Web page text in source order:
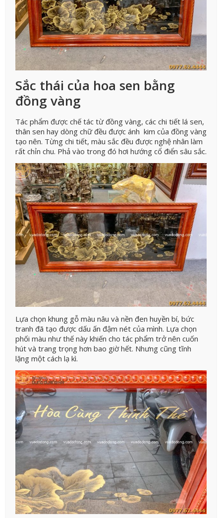
Sắc thái của hoa sen bằng
đồng vàng
Tác phẩm được chế tác từ đồng vàng, các chi tiết lá sen,
thân sen hay dòng chữ đều được ánh kim của đồng vàng
tạo nên. Từng chi tiết, màu sắc đều được nghệ nhân làm
rất chỉn chu. Phả vào trong đó hơi hướng cổ điển sâu sắc.
Lựa chọn khung gỗ màu nâu và nền đen huyền bí, bức
tranh đã tạo được dấu ấn đậm nét của mình. Lựa chọn
phối màu như thế này khiến cho tác phẩm trở nên cuốn
hút và trang trọng hơn bao giờ hết. Nhưng cũng tĩnh
lặng một cách lạ kì.